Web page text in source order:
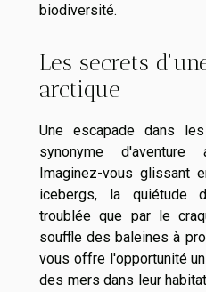
biodiversité.
Les secrets
arctique
Une escapade dans
synonyme d'aventure
Imaginez-vous glissant
icebergs, la quiétude
troublée que par le
souffle des baleines à
vous offre l'opportunité
des mers dans leur